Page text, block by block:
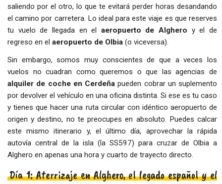
saliendo por el otro, lo que te evitará perder horas desandando
el camino por carretera. Lo ideal para este viaje es que reserves
tu vuelo de llegada en el aeropuerto de Alghero y el de
regreso en el aeropuerto de Olbia (o viceversa).
Sin embargo, somos muy conscientes de que a veces los
vuelos no cuadran como queremos o que las agencias de
alquiler de coche en Cerdeña pueden cobrar un suplemento
por devolver el vehículo en una oficina distinta. Si ese es tu caso
y tienes que hacer una ruta circular con idéntico aeropuerto de
origen y destino, no te preocupes en absoluto. Puedes calcar
este mismo itinerario y, el último día, aprovechar la rápida
autovía central de la isla (la SS597) para cruzar de Olbia a
Alghero en apenas una hora y cuarto de trayecto directo.
Día 1: Aterrizaje en Alghero, el legado español y el